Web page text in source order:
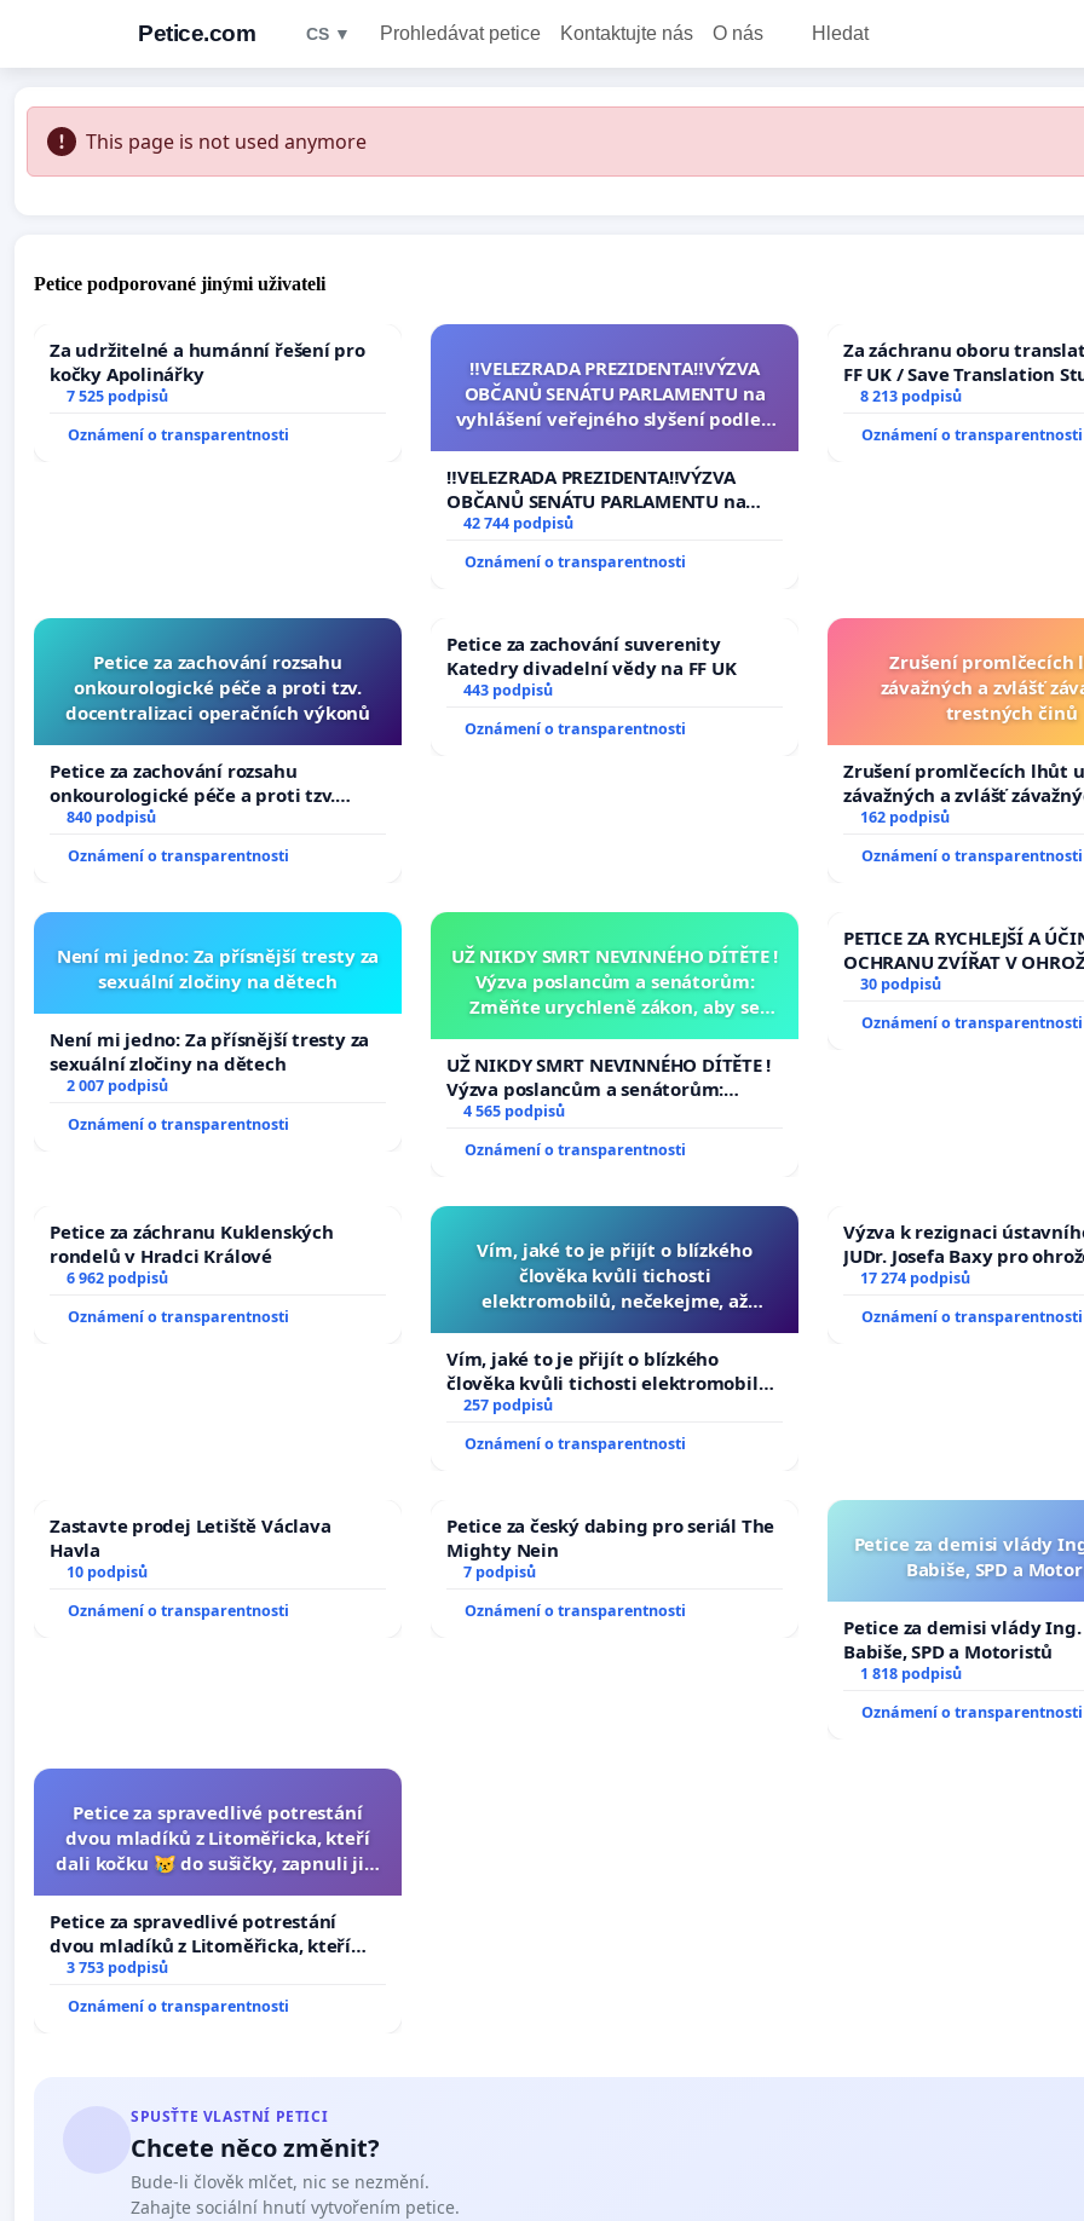
Petice.com CS ▼ Prohledávat petice Kontaktujte nás O nás Hledat
This page is not used anymore
Petice podporované jinými uživateli
Za udržitelné a humánní řešení pro
kočky Apolinářky
7 525 podpisů
Oznámení o transparentnosti
‼️VELEZRADA PREZIDENTA‼️VÝZVA
OBČANŮ SENÁTU PARLAMENTU na
vyhlášení veřejného slyšení podle §
na přijetí usnesení k podání ústavní
žaloby na prezidenta republiky
‼️VELEZRADA PREZIDENTA‼️VÝZVA
OBČANŮ SENÁTU PARLAMENTU na
vyhlášení veřejného slyšení podle §
144 jednacího řádu Senátu k návrhu
na přijetí usnesení k podání ústavní
42 744 podpisů
Oznámení o transparentnosti
Za záchranu oboru
FF UK / Save Translation
the Faculty of Arts, Charles
University
8 213 podpisů
Oznámení o transparentnosti
Petice za zachování rozsahu
onkourologické péče a proti tzv.
docentralizaci operačních výkonů
Petice za zachování rozsahu
onkourologické péče a proti tzv.
docentralizaci operačních výkonů
840 podpisů
Oznámení o transparentnosti
Petice za zachování suverenity
Katedry divadelní vědy na FF UK
443 podpisů
Oznámení o transparentnosti
Zrušení promlčecích
závažných a zvlášť
trestných činů
Zrušení promlčecích lhůt u
závažných a zvlášť
trestných činů
162 podpisů
Oznámení o transparentnosti
Není mi jedno: Za přísnější tresty za
sexuální zločiny na dětech
Není mi jedno: Za přísnější tresty za
sexuální zločiny na dětech
2 007 podpisů
Oznámení o transparentnosti
UŽ NIKDY SMRT NEVINNÉHO DÍTĚTE !
Výzva poslancům a senátorům:
Změňte urychleně zákon, aby se
opakovat!
UŽ NIKDY SMRT NEVINNÉHO DÍTĚTE !
Výzva poslancům a senátorům:
Změňte urychleně zákon, aby se
tragédie malé Viktorky už nemohla
opakovat!
4 565 podpisů
Oznámení o transparentnosti
PETICE ZA RYCHLEJŠÍ A
OCHRANU ZVÍŘAT V
30 podpisů
Oznámení o transparentnosti
Petice za záchranu Kuklenských
rondelů v Hradci Králové
6 962 podpisů
Oznámení o transparentnosti
Vím, jaké to je přijít o blízkého
člověka kvůli tichosti
elektromobilů, nečekejme, až
auta!
Vím, jaké to je přijít o blízkého
člověka kvůli tichosti elektromobilů,
nečekejme, až přibydou další,
zaveďme slyšitelná auta!
257 podpisů
Oznámení o transparentnosti
Výzva k rezignaci
JUDr. Josefa Baxy pro
ve spravedlivý proces
17 274 podpisů
Oznámení o transparentnosti
Zastavte prodej Letiště Václava
Havla
10 podpisů
Oznámení o transparentnosti
Petice za český dabing pro seriál The
Mighty Nein
7 podpisů
Oznámení o transparentnosti
Petice za demisi vlády
Babiše, SPD a
Petice za demisi vlády
Babiše, SPD a Motoristů
1 818 podpisů
Oznámení o transparentnosti
Petice za spravedlivé potrestání
dvou mladíků z Litoměřicka, kteří
dali kočku 😿 do sušičky, zapnuli ji a
Petice za spravedlivé potrestání
dvou mladíků z Litoměřicka, kteří
dali kočku 😿 do sušičky, zapnuli ji a
umírání zvířete natočili.
3 753 podpisů
Oznámení o transparentnosti
SPUSŤTE VLASTNÍ PETICI
Chcete něco změnit?
Bude-li člověk mlčet, nic se nezmění.
Zahajte sociální hnutí vytvořením petice.